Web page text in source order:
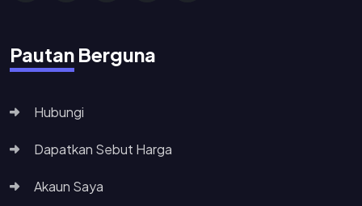
Pautan Berguna
Hubungi
Dapatkan Sebut Harga
Akaun Saya